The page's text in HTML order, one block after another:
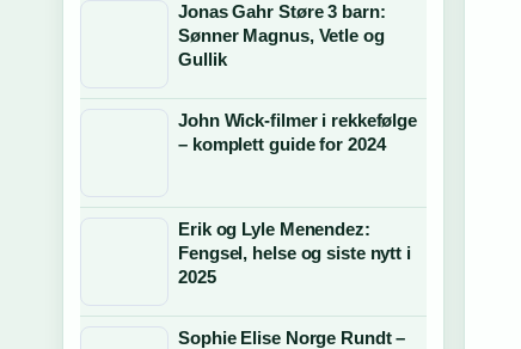
Jonas Gahr Støre 3 barn:
Sønner Magnus, Vetle og
Gullik
John Wick-filmer i rekkefølge
– komplett guide for 2024
Erik og Lyle Menendez:
Fengsel, helse og siste nytt i
2025
Sophie Elise Norge Rundt –